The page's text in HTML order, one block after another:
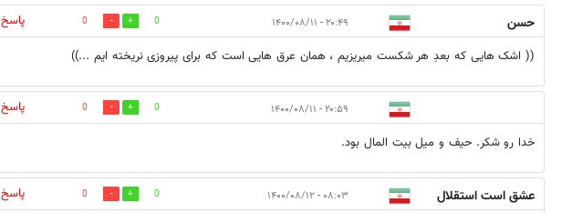
حسن ۲۰:۴۹ - ۱۴۰۰/۰۸/۱۱ 0
0
پاسخ
(( اشک هایی که بعدِ هر شکست میریزیم ، همان عرق هایی است که برای پیروزی نریخته ایم ...))
۲۰:۵۹ - ۱۴۰۰/۰۸/۱۱ 0
0
پاسخ
خدا رو شکر. حیف و میل بیت المال بود.
عشق است استقلال ۰۸:۰۳ - ۱۴۰۰/۰۸/۱۲ 0
0 پاسخ